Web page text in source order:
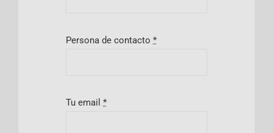
Persona de contacto*
Tu email*